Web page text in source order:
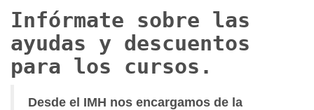
Infórmate sobre las
ayudas y descuentos
para los cursos.
Desde el IMH nos encargamos de la